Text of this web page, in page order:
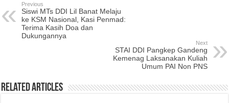
Previous
Siswi MTs DDI Lil Banat Melaju
ke KSM Nasional, Kasi Penmad:
Terima Kasih Doa dan
Dukungannya
Next
STAI DDI Pangkep Gandeng
Kemenag Laksanakan Kuliah
Umum PAI Non PNS
Related Articles